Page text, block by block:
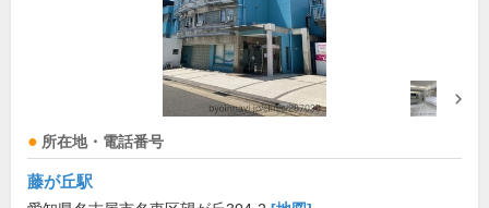
所在地・電話番号
藤が丘駅